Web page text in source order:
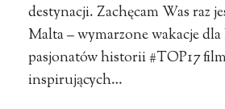
destynacji. Zachęcam Was raz
Malta – wymarzone wakacje
pasjonatów historii #TOP17
inspirujących…